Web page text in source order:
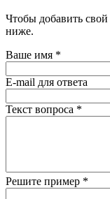
Чтобы добавить
ниже.
Ваше имя *
E-mail для ответа
Текст вопроса *
Решите пример *